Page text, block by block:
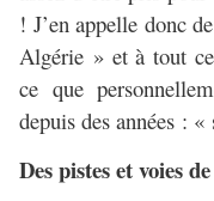
! J’en appelle donc
Algérie » et à tout
ce que
depuis des années :
Des pistes et voies